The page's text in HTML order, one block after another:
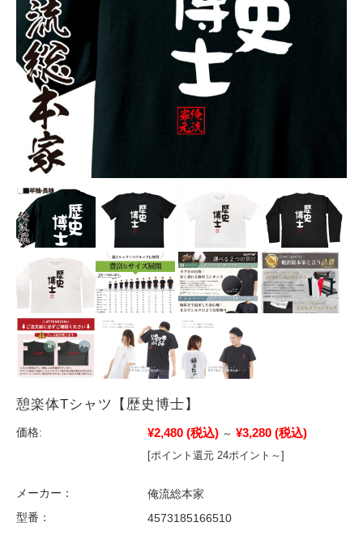
憩楽体Tシャツ【歴史博士】
価格: ¥2,480 (税込) ～ ¥3,280 (税込)
[ポイント還元 24ポイント～]
メーカー：
俺流総本家
型番：
4573185166510